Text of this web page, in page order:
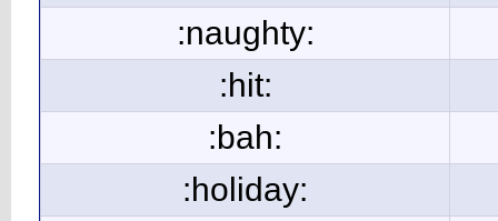
:naughty:
:hit:
:bah:
:holiday: